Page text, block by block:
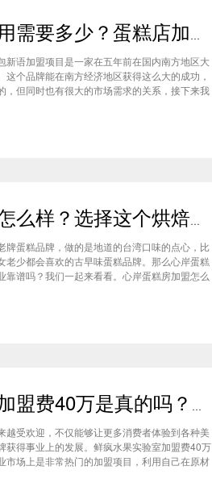
面包新语加盟费用需要多少？蛋糕店加盟费用太高了吗？
新语加盟项目是一家在五年前在国内南方地区大
个品牌能在南方经济地区获得这么大的成功，
，但同时也有很大的市场需求的关系，接下来我
于很多国内的消费者就是一个很大的卖点，首
心岸蛋糕房加盟怎么样？选择这个烘焙品牌创业靠谱吗
牌蛋糕品牌，做的是地道的台湾口味的点心，比
老少都会喜欢的古早味蛋糕品牌。那么心岸蛋糕
靠谱吗？我们一起来看看。心岸蛋糕房加盟怎么
您就有所不知了，实际上，在很多二线城市，
鲜疯水果实验室加盟费40万是真的吗？根本没有传言中那么多！
越受欢迎，不仅能够让更多消费者体验到各种美
获得事业上的发展。鲜疯水果实验室加盟费40万
市场上是非常热门的加盟项目，利用自己在原材